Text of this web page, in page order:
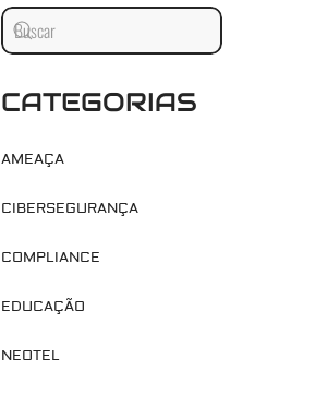
CATEGORIAS
AMEAÇA
CIBERSEGURANÇA
COMPLIANCE
EDUCAÇÃO
NEOTEL